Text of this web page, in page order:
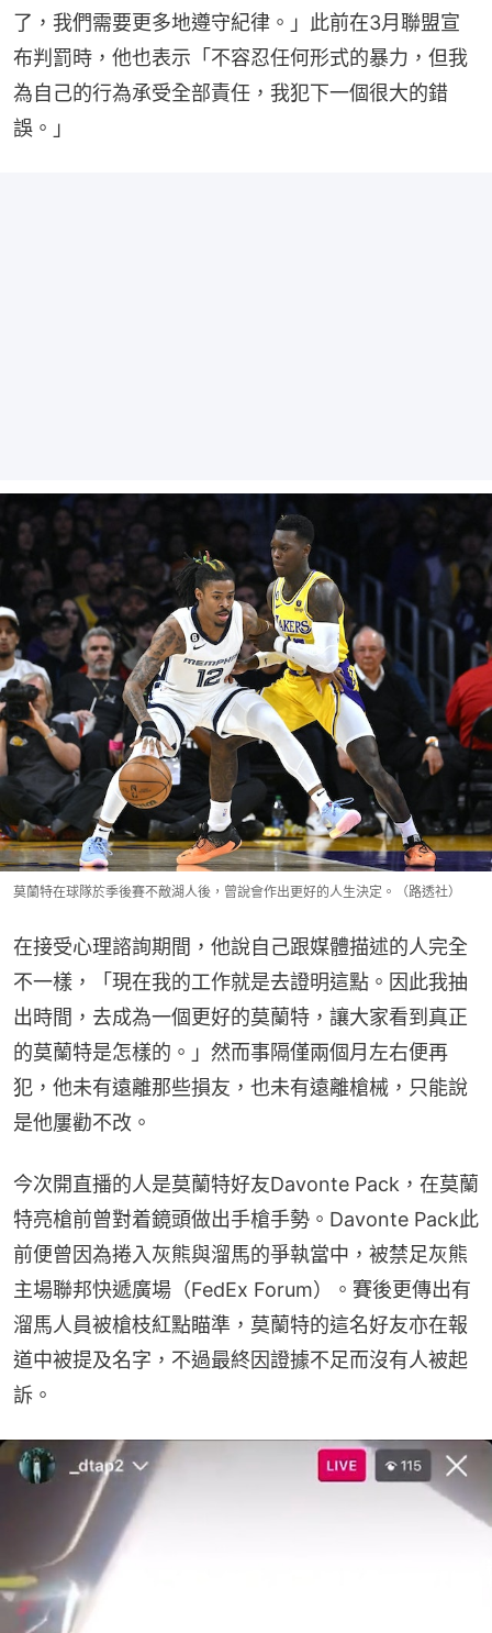
了，我們需要更多地遵守紀律。」此前在3月聯盟宣
布判罰時，他也表示「不容忍任何形式的暴力，但我
為自己的行為承受全部責任，我犯下一個很大的錯
誤。」
莫蘭特在球隊於季後賽不敵湖人後，曾說會作出更好的人生決定。（路透社）
在接受心理諮詢期間，他說自己跟媒體描述的人完全
不一樣，「現在我的工作就是去證明這點。因此我抽
出時間，去成為一個更好的莫蘭特，讓大家看到真正
的莫蘭特是怎樣的。」然而事隔僅兩個月左右便再
犯，他未有遠離那些損友，也未有遠離槍械，只能說
是他屢勸不改。
今次開直播的人是莫蘭特好友Davonte Pack，在莫蘭
特亮槍前曾對着鏡頭做出手槍手勢。Davonte Pack此
前便曾因為捲入灰熊與溜馬的爭執當中，被禁足灰熊
主場聯邦快遞廣場（FedEx Forum）。賽後更傳出有
溜馬人員被槍枝紅點瞄準，莫蘭特的這名好友亦在報
道中被提及名字，不過最終因證據不足而沒有人被起
訴。